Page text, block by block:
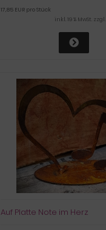
17,85 EUR pro Stück
inkl. 19 % MwSt. zzgl.
Auf Platte Note im Herz